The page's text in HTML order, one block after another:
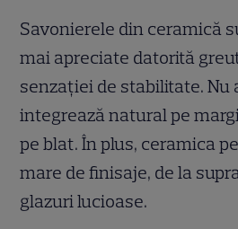
Savonierele din ceramică
mai apreciate datorită
senzației de stabilitate. Nu
integrează natural pe
pe blat. În plus, ceramica
mare de finisaje, de la
glazuri lucioase.